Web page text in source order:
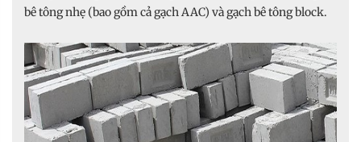
bê tông nhẹ (bao gồm cả gạch AAC) và gạch bê tông block.